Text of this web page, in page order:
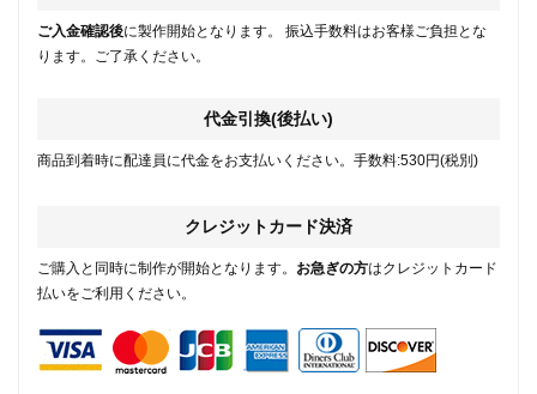
ご入金確認後に製作開始となります。 振込手数料はお客様ご負担とな
ります。ご了承ください。
代金引換(後払い)
商品到着時に配達員に代金をお支払いください。手数料:530円(税別)
クレジットカード決済
ご購入と同時に制作が開始となります。 お急ぎの方はクレジットカード
払いをご利用ください。